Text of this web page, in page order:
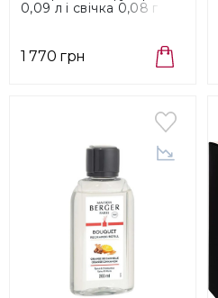
0,09 л і свічка 0,08 г
Velours d'Orient Grey
(7714)
1 770 грн